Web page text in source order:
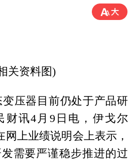
关资料图)
压器目前仍处于产品研
财讯4月9日电，伊戈尔
网上业绩说明会上表示，
需要严谨稳步推进的过